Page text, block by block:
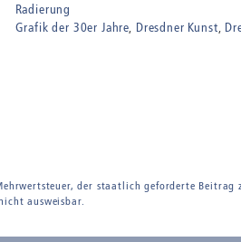
Radierung
Grafik der 30er Jahre Dresdner Kunst
der staatlich geforderte
ausweisbar.